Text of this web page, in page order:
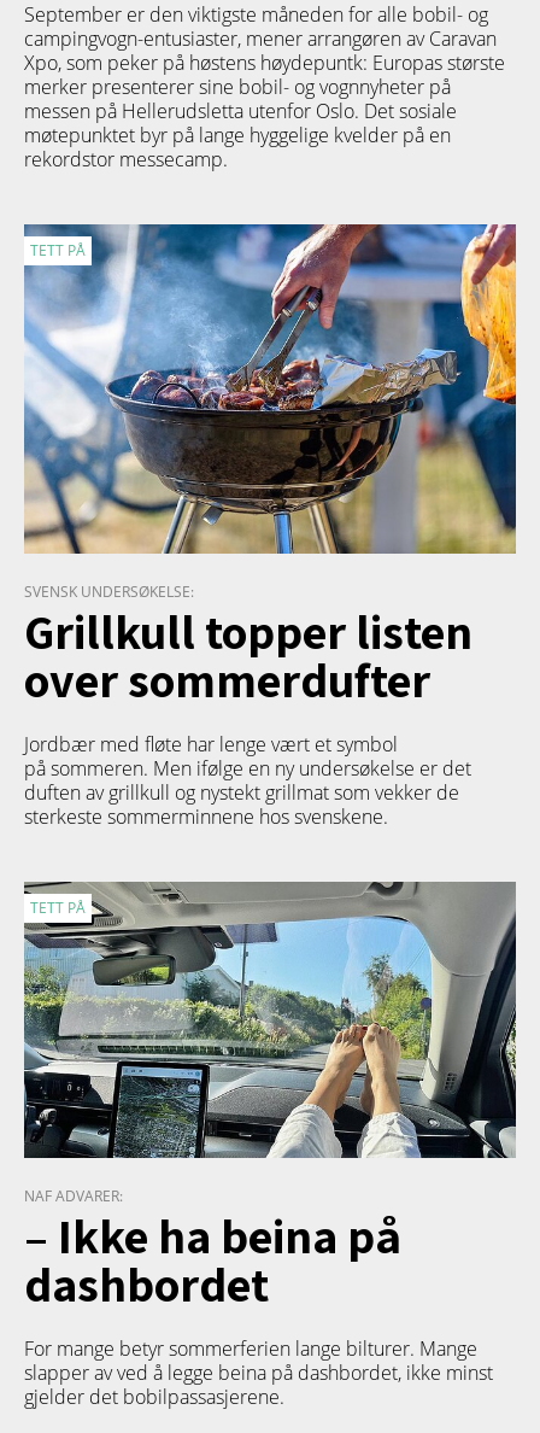
September er den viktigste måneden for alle bobil- og
campingvogn-entusiaster, mener arrangøren av Caravan
Xpo, som peker på høstens høydepuntk: Europas største
merker presenterer sine bobil- og vognnyheter på
messen på Hellerudsletta utenfor Oslo. Det sosiale
møtepunktet byr på lange hyggelige kvelder på en
rekordstor messecamp.
TETT PÅ
SVENSK UNDERSØKELSE:
Grillkull topper listen
over sommerdufter
Jordbær med fløte har lenge vært et symbol
på sommeren. Men ifølge en ny undersøkelse er det
duften av grillkull og nystekt grillmat som vekker de
sterkeste sommerminnene hos svenskene.
TETT PÅ
NAF ADVARER:
– Ikke ha beina på
dashbordet
For mange betyr sommerferien lange bilturer. Mange
slapper av ved å legge beina på dashbordet, ikke minst
gjelder det bobilpassasjerene.